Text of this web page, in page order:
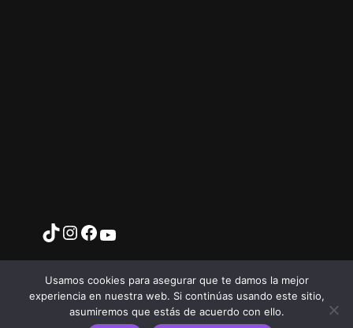
Usamos cookies para asegurar que te damos la mejor
experiencia en nuestra web. Si continúas usando este sitio,
asumiremos que estás de acuerdo con ello.